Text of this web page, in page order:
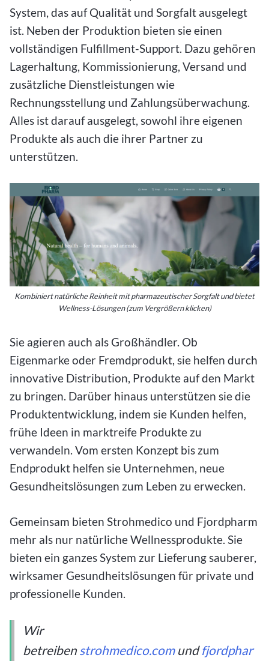
System, das auf Qualität und Sorgfalt ausgelegt
ist. Neben der Produktion bieten sie einen
vollständigen Fulfillment-Support. Dazu gehören
Lagerhaltung, Kommissionierung, Versand und
zusätzliche Dienstleistungen wie
Rechnungsstellung und Zahlungsüberwachung.
Alles ist darauf ausgelegt, sowohl ihre eigenen
Produkte als auch die ihrer Partner zu
unterstützen.
Kombiniert natürliche Reinheit mit pharmazeutischer Sorgfalt und bietet
Wellness-Lösungen (zum Vergrößern klicken)
Sie agieren auch als Großhändler. Ob
Eigenmarke oder Fremdprodukt, sie helfen durch
innovative Distribution, Produkte auf den Markt
zu bringen. Darüber hinaus unterstützen sie die
Produktentwicklung, indem sie Kunden helfen,
frühe Ideen in marktreife Produkte zu
verwandeln. Vom ersten Konzept bis zum
Endprodukt helfen sie Unternehmen, neue
Gesundheitslösungen zum Leben zu erwecken.
Gemeinsam bieten Strohmedico und Fjordpharm
mehr als nur natürliche Wellnessprodukte. Sie
bieten ein ganzes System zur Lieferung sauberer,
wirksamer Gesundheitslösungen für private und
professionelle Kunden.
Wir
betreiben strohmedico.comundfjordphar